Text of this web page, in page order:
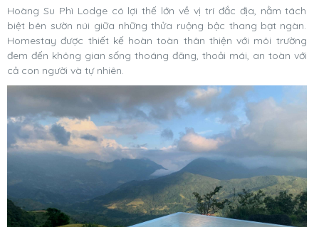
Hoàng Su Phì Lodge có lợi thế lớn về vị trí đắc địa, nằm tách
biệt bên sườn núi giữa những thửa ruộng bậc thang bạt ngàn.
Homestay được thiết kế hoàn toàn thân thiện với môi trường
đem đến không gian sống thoáng đãng, thoải mái, an toàn với
cả con người và tự nhiên.